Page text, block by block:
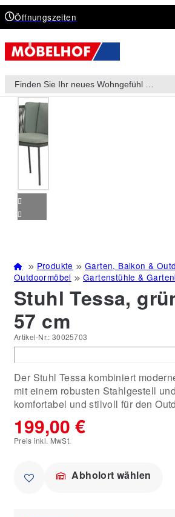
Öffnungszeiten
Products
search
Produkte Garten, Balkon &
Outdoormöbel
Gartenstühle &
Stuhl Tessa,
57 cm
Artikel-Nr.: 30025703
Der Stuhl Tessa kombiniert
mit einem robusten Stahlgestell
komfortabel und stilvoll für den
199,00 €
Preis inkl. MwSt.
Abholort wählen